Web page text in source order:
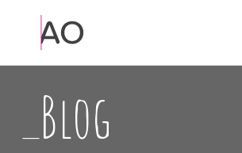
_Blog